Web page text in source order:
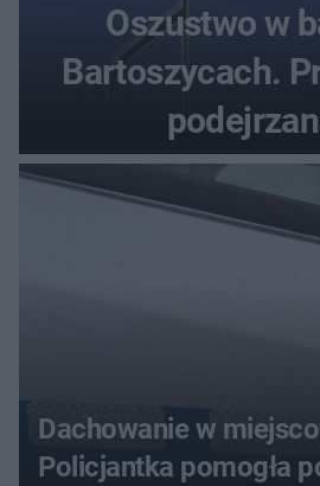
Oszustwo w
Bartoszycach.
przywłaszczenie
Dachowanie w
Policjantka pomogła